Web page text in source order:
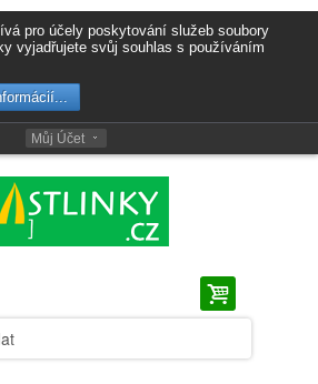
pro účely poskytování služeb soubory
vyjadřujete svůj souhlas s používáním
Můj Účet